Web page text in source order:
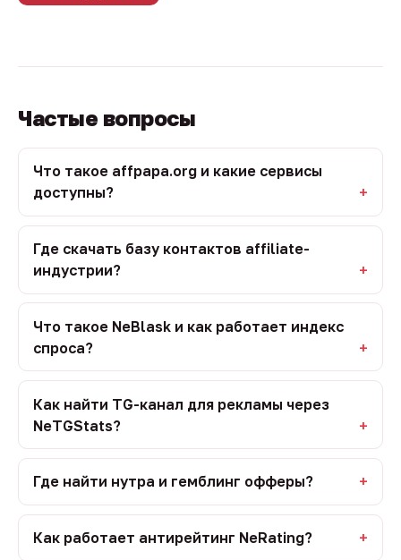
Частые вопросы
Что такое affpapa.org и какие сервисы
доступны?
Где скачать базу контактов affiliate-
индустрии?
Что такое NeBlask и как работает индекс
спроса?
Как найти TG-канал для рекламы через
NeTGStats?
Где найти нутра и гемблинг офферы?
Как работает антирейтинг NeRating?